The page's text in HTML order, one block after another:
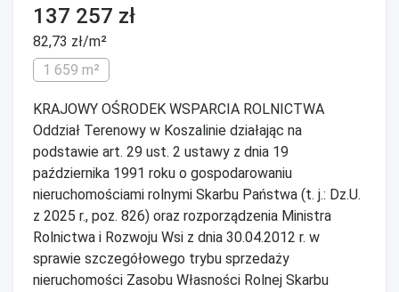
137 257 zł
82,73 zł/m²
1 659 m²
KRAJOWY OŚRODEK WSPARCIA ROLNICTWA
Oddział Terenowy w Koszalinie działając na
podstawie art. 29 ust. 2 ustawy z dnia 19
października 1991 roku o gospodarowaniu
nieruchomościami rolnymi Skarbu Państwa (t. j.: Dz.U.
z 2025 r., poz. 826) oraz rozporządzenia Ministra
Rolnictwa i Rozwoju Wsi z dnia 30.04.2012 r. w
sprawie szczegółowego trybu sprzedaży
nieruchomości Zasobu Własności Rolnej Skarbu